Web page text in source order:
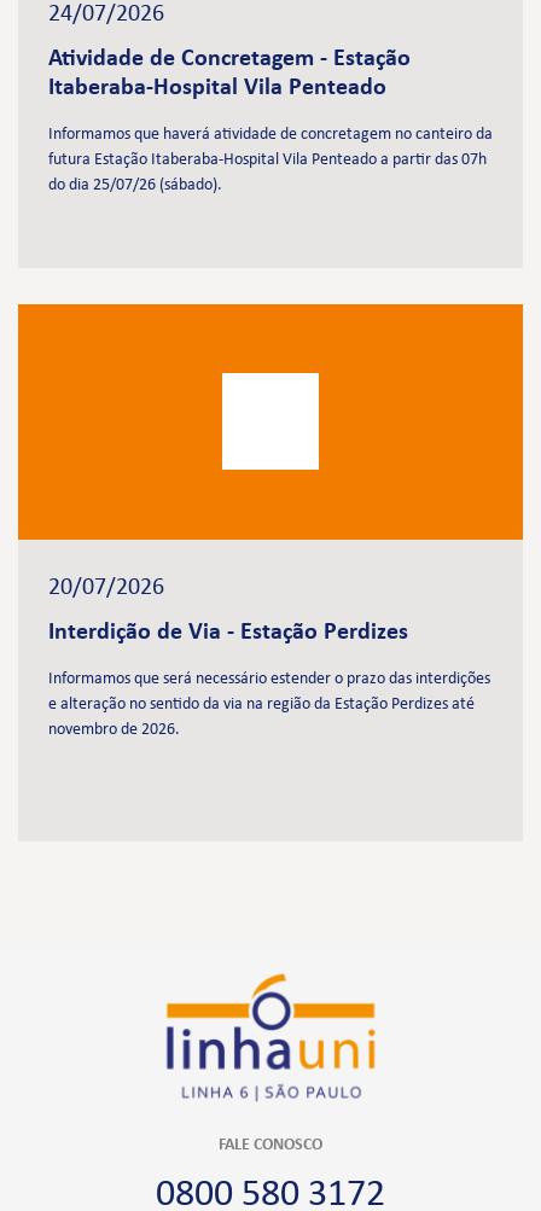
24/07/2026
Atividade de Concretagem - Estação
Itaberaba-Hospital Vila Penteado
Informamos que haverá atividade de concretagem no canteiro da
futura Estação Itaberaba-Hospital Vila Penteado a partir das 07h
do dia 25/07/26 (sábado).
20/07/2026
Interdição de Via - Estação Perdizes
Informamos que será necessário estender o prazo das interdições
e alteração no sentido da via na região da Estação Perdizes até
novembro de 2026.
FALE CONOSCO
0800 580 3172